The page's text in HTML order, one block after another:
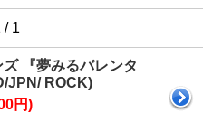
/ 1
『夢みるバレンタ
JPN/ ROCK)
円)